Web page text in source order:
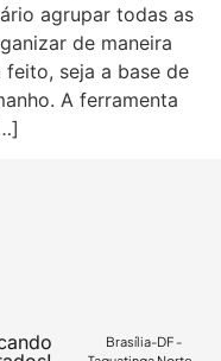
agrupar todas as
de maneira
seja a base de
A ferramenta
Brasília-DF -